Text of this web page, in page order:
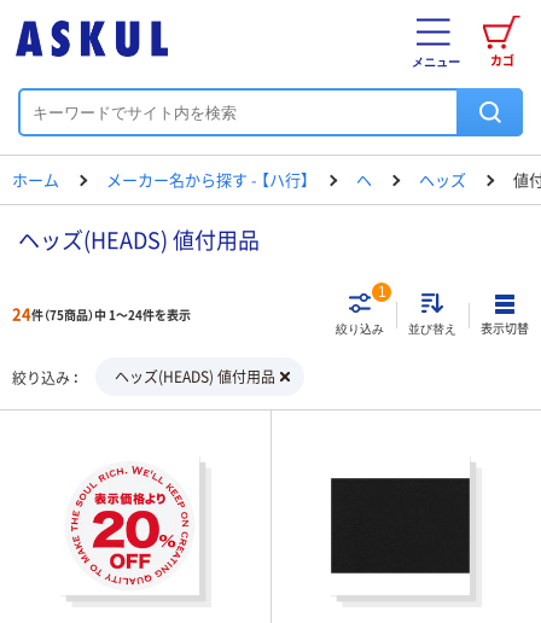
カゴ
メニュー
ホーム メーカー名から探す - 【ハ行】 ヘ ヘッズ 値
ヘッズ(HEADS) 値付用品
24件（75商品）中 1～24件を表示
絞り込み
1
並び替え 表示切替
絞り込み ヘッズ(HEADS) 値付用品